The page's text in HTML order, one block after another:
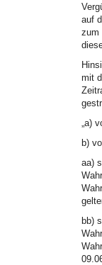
auf
zum
mit
„a)
b)
aa)
bb)